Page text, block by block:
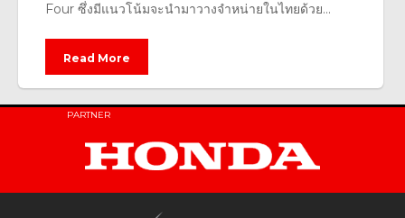
Four ซึ่งมีแนวโน้มจะนำมาวางจำหน่ายในไทยด้วย...
Read More
PARTNER